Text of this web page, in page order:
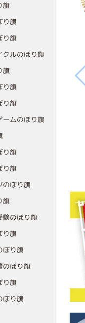
旗
り旗
り旗
クルのぼり旗
旗
り旗
り旗
ームのぼり旗
り旗
り旗
のぼり旗
旗
験のぼり旗
り旗
ぼり旗
のぼり旗
り旗
ぼり旗